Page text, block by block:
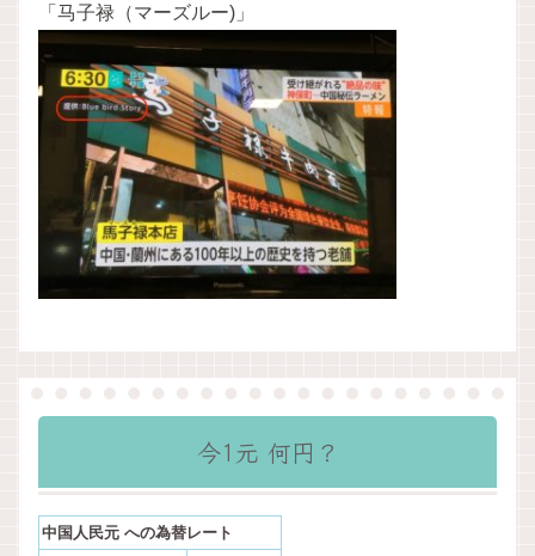
「马子禄（マーズルー)」
今1元 何円？
中国人民元 への為替レート